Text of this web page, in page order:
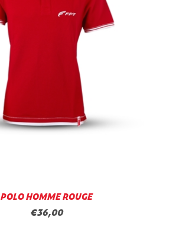
POLO HOMME ROUGE
€36,00